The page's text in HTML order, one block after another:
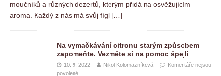
moučníků a různých dezertů, kterým přidá na osvěžujícím
aroma. Každý z nás má svůj fígl […]
Na vymačkávání citronu starým způsobem
zapomeňte. Vezměte si na pomoc špejli
10. 9. 2022 Nikol Kolomazníková
Komentáře nejsou
povolené